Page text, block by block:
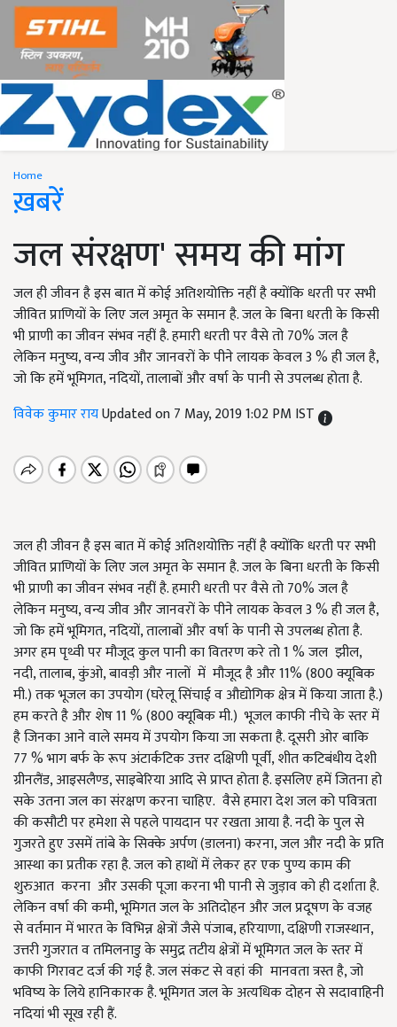
Home
ख़बरें
जल संरक्षण' समय की मांग
जल ही जीवन है इस बात में कोई अतिशयोक्ति नहीं है क्योंकि धरती पर सभी
जीवित प्राणियों के लिए जल अमृत के समान है. जल के बिना धरती के किसी
भी प्राणी का जीवन संभव नहीं है. हमारी धरती पर वैसे तो 70% जल है
लेकिन मनुष्य, वन्य जीव और जानवरों के पीने लायक केवल 3 % ही जल है,
जो कि हमें भूमिगत, नदियों, तालाबों और वर्षा के पानी से उपलब्ध होता है.
विवेक कुमार रायUpdated on 7 May, 2019 1:02 PM IST
जल ही जीवन है इस बात में कोई अतिशयोक्ति नहीं है क्योंकि धरती पर सभी
जीवित प्राणियों के लिए जल अमृत के समान है. जल के बिना धरती के किसी
भी प्राणी का जीवन संभव नहीं है. हमारी धरती पर वैसे तो 70% जल है
लेकिन मनुष्य, वन्य जीव और जानवरों के पीने लायक केवल 3 % ही जल है,
जो कि हमें भूमिगत, नदियों, तालाबों और वर्षा के पानी से उपलब्ध होता है.
अगर हम पृथ्वी पर मौजूद कुल पानी का वितरण करे तो 1 % जल झील,
नदी, तालाब, कुंओ, बावड़ी और नालों में मौजूद है और 11% (800 क्यूबिक
मी.) तक भूजल का उपयोग (घरेलू सिंचाई व औद्योगिक क्षेत्र में किया जाता है.)
हम करते है और शेष 11 % (800 क्यूबिक मी.) भूजल काफी नीचे के स्तर में
है जिनका आने वाले समय में उपयोग किया जा सकता है. दूसरी ओर बाकि
77 % भाग बर्फ के रूप अंटार्कटिक उत्तर दक्षिणी पूर्वी, शीत कटिबंधीय देशी
ग्रीनलैंड, आइसलैण्ड, साइबेरिया आदि से प्राप्त होता है. इसलिए हमें जितना हो
सके उतना जल का संरक्षण करना चाहिए. वैसे हमारा देश जल को पवित्रता
की कसौटी पर हमेशा से पहले पायदान पर रखता आया है. नदी के पुल से
गुजरते हुए उसमें तांबे के सिक्के अर्पण (डालना) करना, जल और नदी के प्रति
आस्था का प्रतीक रहा है. जल को हाथों में लेकर हर एक पुण्य काम की
शुरुआत करना और उसकी पूजा करना भी पानी से जुड़ाव को ही दर्शाता है.
लेकिन वर्षा की कमी, भूमिगत जल के अतिदोहन और जल प्रदूषण के वजह
से वर्तमान में भारत के विभिन्न क्षेत्रों जैसे पंजाब, हरियाणा, दक्षिणी राजस्थान,
उत्तरी गुजरात व तमिलनाडु के समुद्र तटीय क्षेत्रों में भूमिगत जल के स्तर में
काफी गिरावट दर्ज की गई है. जल संकट से वहां की मानवता त्रस्त है, जो
भविष्य के लिये हानिकारक है. भूमिगत जल के अत्यधिक दोहन से सदावाहिनी
नदियां भी सूख रही हैं.